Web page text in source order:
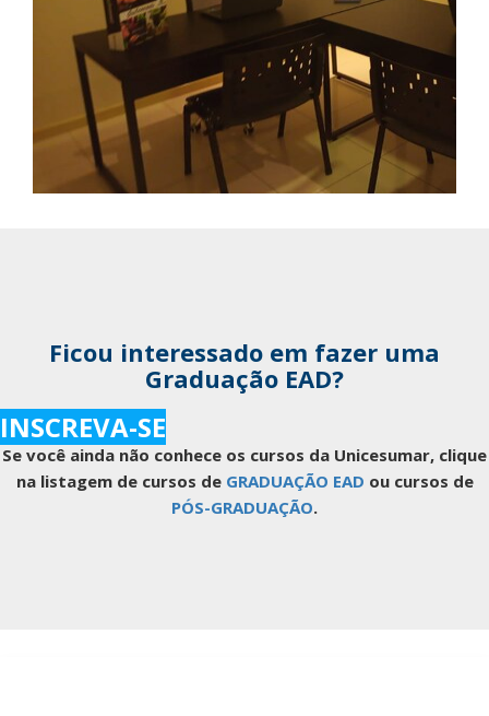
Ficou interessado em fazer uma
Graduação EAD?
INSCREVA-SE
Se você ainda não conhece os cursos da Unicesumar, clique
na listagem de cursos de GRADUAÇÃO EAD ou cursos de
PÓS-GRADUAÇÃO.